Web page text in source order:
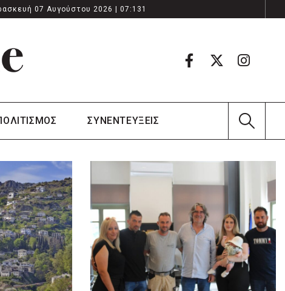
07 Αυγούστου 2026 | 07:131
ΣΥΝΕΝΤΕΥΞΕΙΣ